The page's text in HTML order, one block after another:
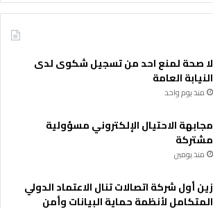
لا صحة لمنع احد من تسجيل شكوى لدى
النيابة العامة
منذ يوم واحد
مجابهة الاحتيال الإلكتروني مسؤولية
مشتركة
منذ يومين
زين أول شركة اتصالات تنال الاعتماد الدولي
المتكامل لأنظمة حماية البيانات وأمن